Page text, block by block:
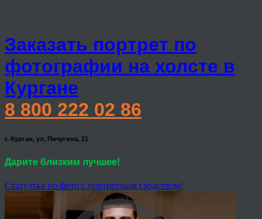
Заказать портрет по
фотографии на холсте в
Кургане
8 800 222 02 86
г. Курган, ул. Пичугина, 21
Дарите близким лучшее!
Статуэтка по фото с портретным сходством!